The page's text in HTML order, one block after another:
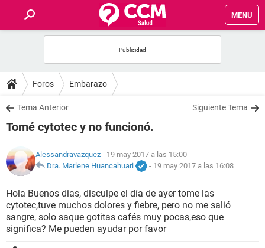
MENU
FOROS
SALUD
NUTRICIÓN
BIENESTAR
SEXUALIDAD
Foros Embarazo
Tema Anterior Siguiente Tema
Tomé cytotec y no funcionó.
Alessandravazquez - 19 may 2017 a las 15:00
Dra. Marlene Huancahuari
- 19 may 2017 a las 16:08
Hola Buenos dias, disculpe el día de ayer tome las
cytotec,tuve muchos dolores y fiebre, pero no me salió
sangre, solo saque gotitas cafés muy pocas,eso que
significa? Me pueden ayudar por favor